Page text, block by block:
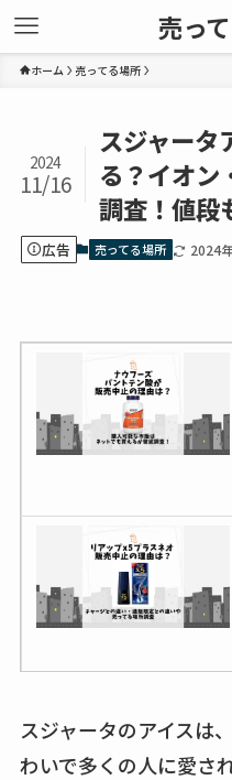
売っ
ホーム 売ってる場所
スジャータ
る？イオン
調査！値段
2024
11/16
広告 売ってる場所 2024
スジャータのアイスは
わいで多くの人に愛さ